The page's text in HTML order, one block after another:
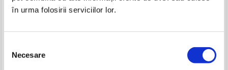
în urma folosirii serviciilor lor.
consimțământului
Necesare
paisian. Reinduhovnicirea vietii
noastre bisericesti
Pret:37,00Lei 24,05 Lei
Vechiului si Noului Testament cu
-40%